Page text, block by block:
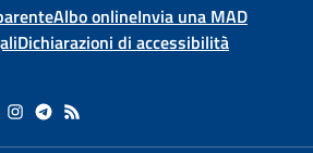
Albo onlineInvia una MAD
Dichiarazioni di accessibilità